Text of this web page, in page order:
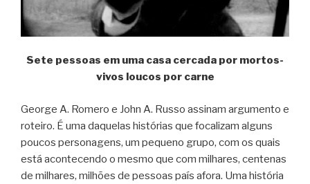
Sete pessoas em uma casa cercada por mortos-
vivos loucos por carne
George A. Romero e John A. Russo assinam argumento e
roteiro. É uma daquelas histórias que focalizam alguns
poucos personagens, um pequeno grupo, com os quais
está acontecendo o mesmo que com milhares, centenas
de milhares, milhões de pessoas país afora. Uma história